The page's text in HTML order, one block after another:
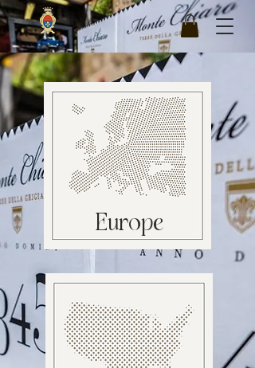
Europe